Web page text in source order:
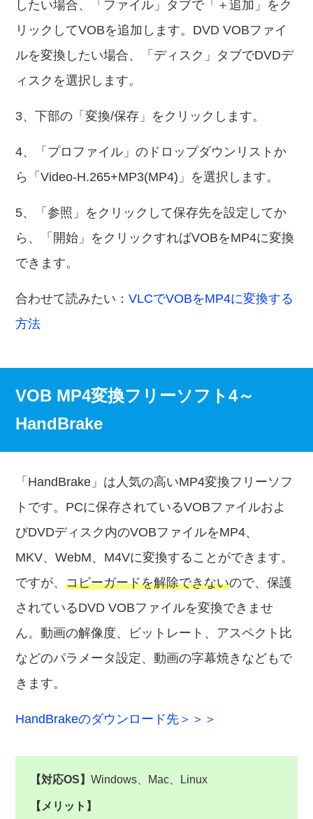
したい場合、「ファイル」タブで「＋追加」をク
リックしてVOBを追加します。DVD VOBファイ
ルを変換したい場合、「ディスク」タブでDVDデ
ィスクを選択します。
3、下部の「変換/保存」をクリックします。
4、「プロファイル」のドロップダウンリストか
ら「Video-H.265+MP3(MP4)」を選択します。
5、「参照」をクリックして保存先を設定してか
ら、「開始」をクリックすればVOBをMP4に変換
できます。
合わせて読みたい：VLCでVOBをMP4に変換する
方法
VOB MP4変換フリーソフト4～
HandBrake
「HandBrake」は人気の高いMP4変換フリーソフ
トです。PCに保存されているVOBファイルおよ
びDVDディスク内のVOBファイルをMP4、
MKV、WebM、M4Vに変換することができます。
ですが、コピーガードを解除できないので、保護
されているDVD VOBファイルを変換できませ
ん。動画の解像度、ビットレート、アスペクト比
などのパラメータ設定、動画の字幕焼きなどもで
きます。
HandBrakeのダウンロード先＞＞＞
【対応OS】 Windows、Mac、Linux
【メリット】